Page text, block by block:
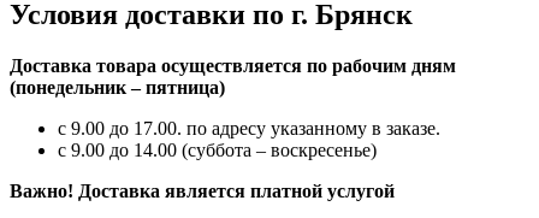
Условия доставки по г. Брянск
Доставка товара осуществляется по рабочим дням
(понедельник – пятница)
с 9.00 до 17.00. по адресу указанному в заказе.
с 9.00 до 14.00 (суббота – воскресенье)
Важно! Доставка является платной услугой